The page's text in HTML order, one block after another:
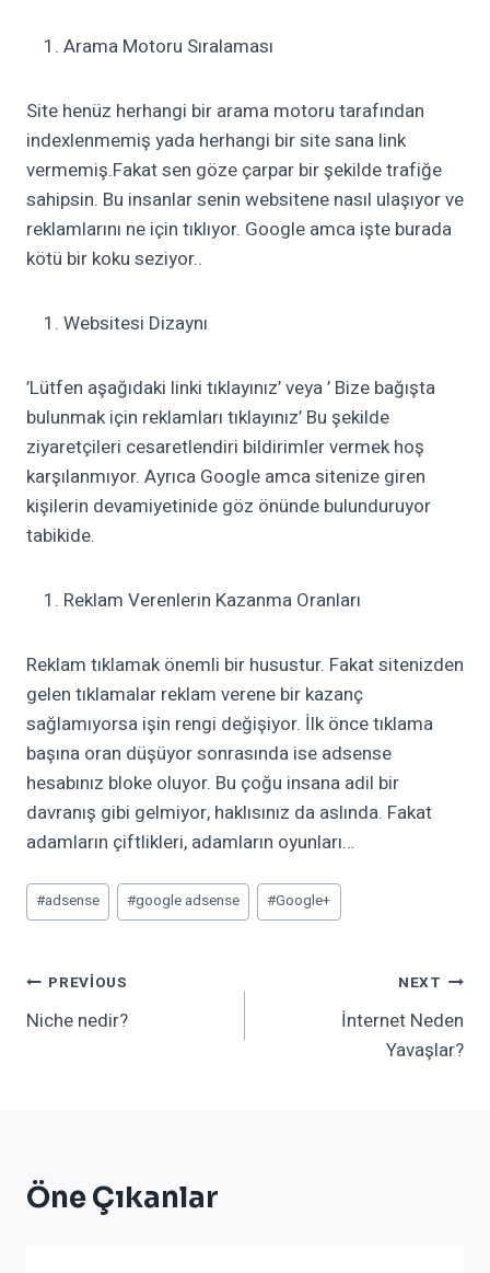
Arama Motoru Sıralaması
Site henüz herhangi bir arama motoru tarafından
indexlenmemiş yada herhangi bir site sana link
vermemiş.Fakat sen göze çarpar bir şekilde trafiğe
sahipsin. Bu insanlar senin websitene nasıl ulaşıyor ve
reklamlarını ne için tıklıyor. Google amca işte burada
kötü bir koku seziyor..
Websitesi Dizaynı
’Lütfen aşağıdaki linki tıklayınız’ veya ’ Bize bağışta
bulunmak için reklamları tıklayınız’ Bu şekilde
ziyaretçileri cesaretlendiri bildirimler vermek hoş
karşılanmıyor. Ayrıca Google amca sitenize giren
kişilerin devamiyetinide göz önünde bulunduruyor
tabikide.
Reklam Verenlerin Kazanma Oranları
Reklam tıklamak önemli bir husustur. Fakat sitenizden
gelen tıklamalar reklam verene bir kazanç
sağlamıyorsa işin rengi değişiyor. İlk önce tıklama
başına oran düşüyor sonrasında ise adsense
hesabınız bloke oluyor. Bu çoğu insana adil bir
davranış gibi gelmiyor, haklısınız da aslında. Fakat
adamların çiftlikleri, adamların oyunları…
Post
Tags:
#adsense #google adsense #Google+
Yazı
Gezinmesi
PREVIOUS
Niche nedir?
NEXT
İnternet Neden
Yavaşlar?
Öne Çıkanlar